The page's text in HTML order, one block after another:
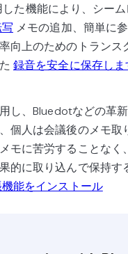
た機能により、シー
メモの追加、簡単に
向上のためのトランス
録音を安全に保存しま
し、Bluedotなどの革
個人は会議後のメモ取
モに苦労することなく
的に取り込んで保持す
能をインストール